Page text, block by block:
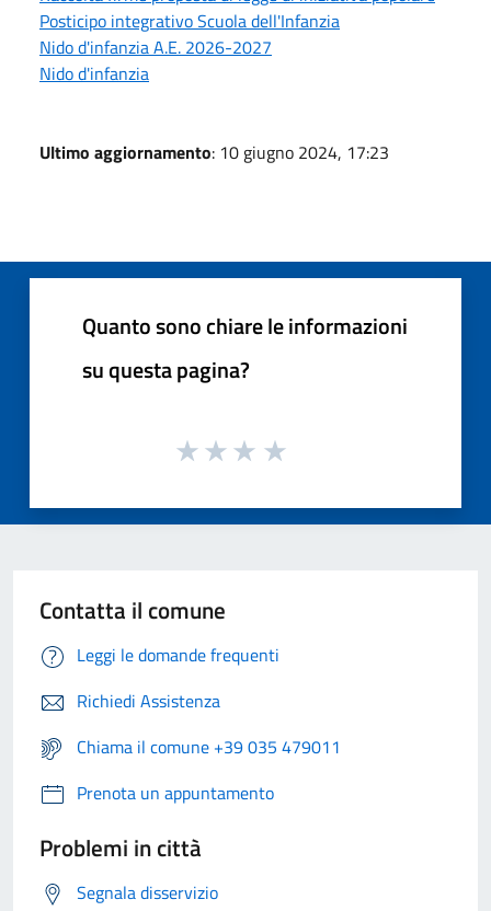
Posticipo integrativo Scuola dell'Infanzia
Nido d'infanzia A.E. 2026-2027
Nido d'infanzia
Ultimo aggiornamento: 10 giugno 2024, 17:23
Quanto sono chiare le informazioni
su questa pagina?
Contatta il comune
Leggi le domande frequenti
Richiedi Assistenza
Chiama il comune +39 035 479011
Prenota un appuntamento
Problemi in città
Segnala disservizio